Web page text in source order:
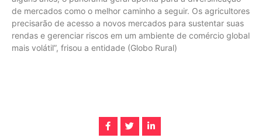
de mercados como o melhor caminho a seguir. Os agricultores
precisarão de acesso a novos mercados para sustentar suas
rendas e gerenciar riscos em um ambiente de comércio global
mais volátil”, frisou a entidade (Globo Rural)